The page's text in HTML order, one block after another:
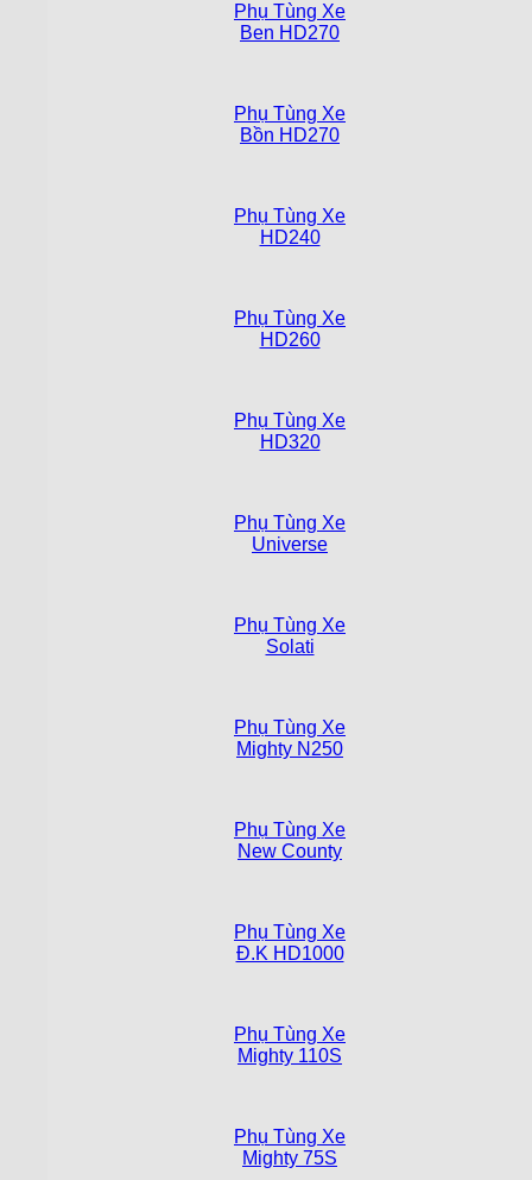
Phụ Tùng Xe
Ben HD270
Phụ Tùng Xe
Bồn HD270
Phụ Tùng Xe
HD240
Phụ Tùng Xe
HD260
Phụ Tùng Xe
HD320
Phụ Tùng Xe
Universe
Phụ Tùng Xe
Solati
Phụ Tùng Xe
Mighty N250
Phụ Tùng Xe
New County
Phụ Tùng Xe
Đ.K HD1000
Phụ Tùng Xe
Mighty 110S
Phụ Tùng Xe
Mighty 75S